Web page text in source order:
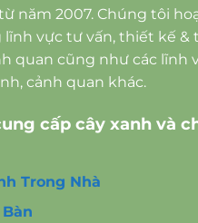
năm 2007. Chúng tôi
vực tư vấn, thiết kế &
quan cũng như các lĩnh
cảnh quan khác.
cấp cây xanh và
Trong Nhà